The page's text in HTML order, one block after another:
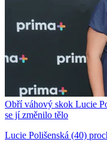
Obří váhový skok Lucie
se jí změnilo tělo
Lucie Polišenská (40)